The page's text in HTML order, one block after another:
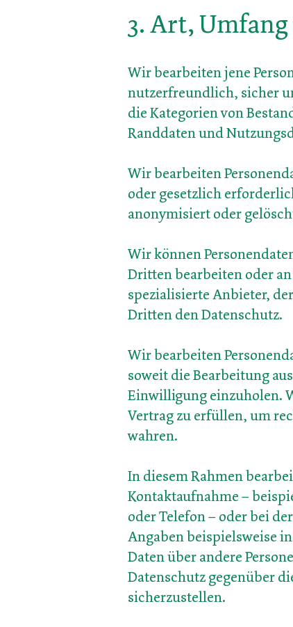
3. Art, Umfang
Wir bearbeiten jene
nutzerfreundlich, sicher
die Kategorien von
Randdaten und
Wir bearbeiten
oder gesetzlich
anonymisiert oder
Wir können
Dritten bearbeiten oder
spezialisierte Anbieter,
Dritten den Datenschutz.
Wir bearbeiten
soweit die Bearbeitung
Einwilligung einzuholen.
Vertrag zu erfüllen, um
wahren.
In diesem Rahmen
Kontaktaufnahme –
oder Telefon – oder bei
Angaben beispielsweise
Daten über andere
Datenschutz gegenüber
sicherzustellen.